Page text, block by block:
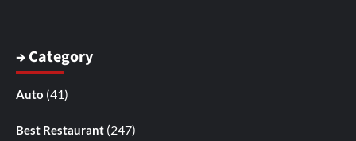
→ Category
Auto (41)
Best Restaurant (247)